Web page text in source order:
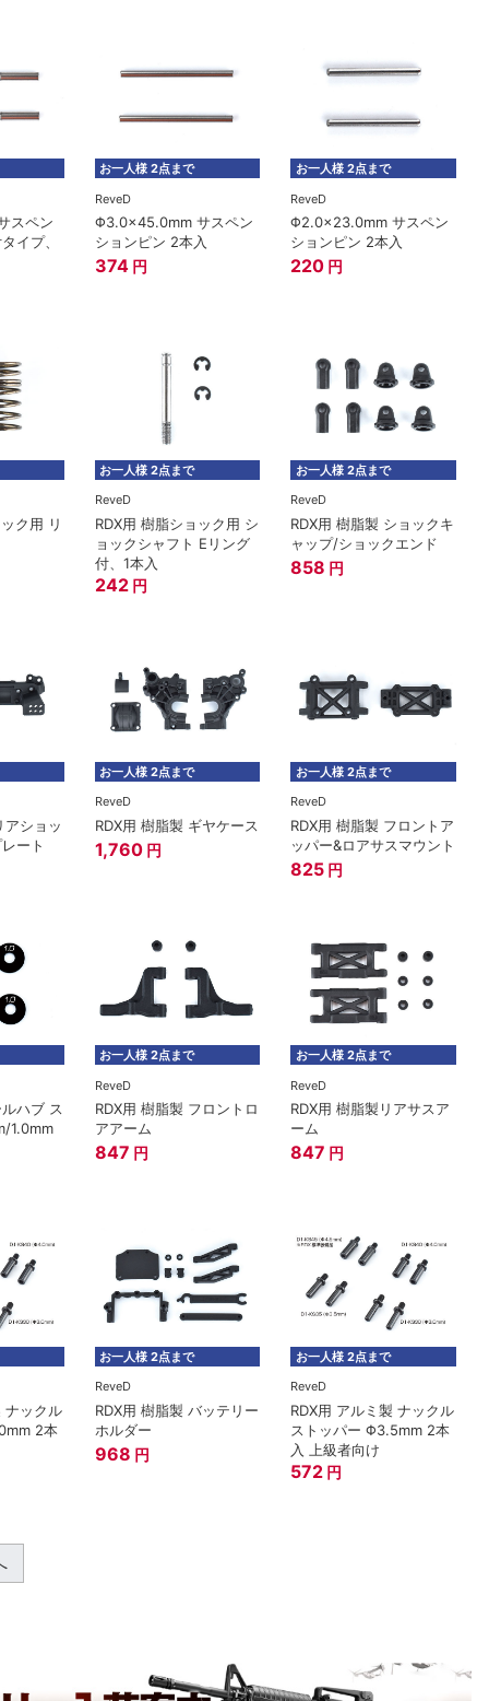
スペン
イプ、
お一人様 2点まで
ReveD
Φ3.0×45.0mm サスペン
ションピン 2本入
374 円
お一人様 2点まで
ReveD
Φ2.0×23.0mm サスペン
ションピン 2本入
220 円
用 リ
お一人様 2点まで
ReveD
RDX用 樹脂ショック用 シ
ョックシャフト Eリング
付、1本入
242 円
お一人様 2点まで
ReveD
RDX用 樹脂製 ショックキ
ャップ/ショックエンド
858 円
アショッ
ート
お一人様 2点まで
ReveD
RDX用 樹脂製 ギヤケース
1,760 円
お一人様 2点まで
ReveD
RDX用 樹脂製 フロントア
ッパー&ロアサスマウント
825 円
ハブ ス
1.0mm
お一人様 2点まで
ReveD
RDX用 樹脂製 フロントロ
アアーム
847 円
お一人様 2点まで
ReveD
RDX用 樹脂製リアサスア
ーム
847 円
ナックル
2本
お一人様 2点まで
ReveD
RDX用 樹脂製 バッテリー
ホルダー
968 円
お一人様 2点まで
ReveD
RDX用 アルミ製 ナックル
ストッパー Φ3.5mm 2本
入 上級者向け
572 円